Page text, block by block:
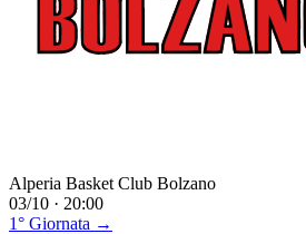
Alperia Basket Club Bolzano
03/10 · 20:00
1° Giornata →